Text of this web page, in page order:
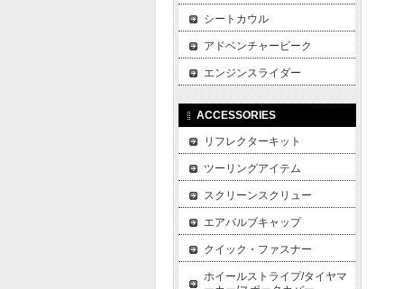
シートカウル
アドベンチャービーク
エンジンスライダー
ACCESSORIES
リフレクターキット
ツーリングアイテム
スクリーンスクリュー
エアバルブキャップ
クイック・ファスナー
ホイールストライプ/タイヤマ